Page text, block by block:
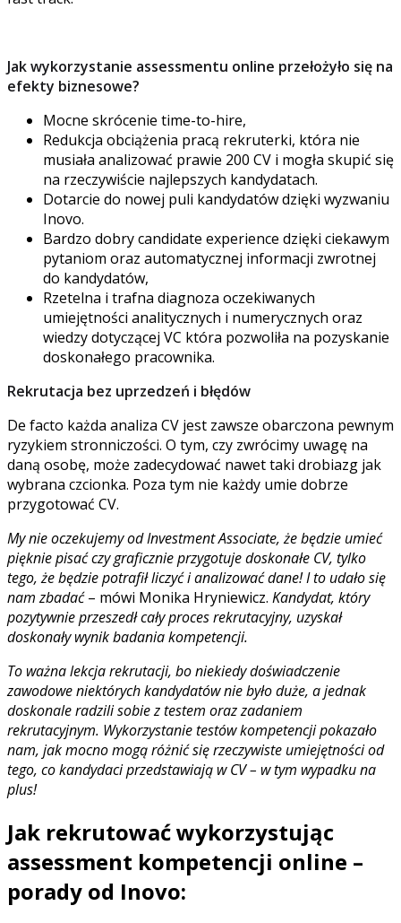
Jak wykorzystanie assessmentu online przełożyło się na
efekty biznesowe?
Mocne skrócenie time-to-hire,
Redukcja obciążenia pracą rekruterki, która nie
musiała analizować prawie 200 CV i mogła skupić się
na rzeczywiście najlepszych kandydatach.
Dotarcie do nowej puli kandydatów dzięki wyzwaniu
Inovo.
Bardzo dobry candidate experience dzięki ciekawym
pytaniom oraz automatycznej informacji zwrotnej
do kandydatów,
Rzetelna i trafna diagnoza oczekiwanych
umiejętności analitycznych i numerycznych oraz
wiedzy dotyczącej VC która pozwoliła na pozyskanie
doskonałego pracownika.
Rekrutacja bez uprzedzeń i błędów
De facto każda analiza CV jest zawsze obarczona pewnym
ryzykiem stronniczości. O tym, czy zwrócimy uwagę na
daną osobę, może zadecydować nawet taki drobiazg jak
wybrana czcionka. Poza tym nie każdy umie dobrze
przygotować CV.
My nie oczekujemy od Investment Associate, że będzie umieć
pięknie pisać czy graficznie przygotuje doskonałe CV, tylko
tego, że będzie potrafił liczyć i analizować dane! I to udało się
nam zbadać– mówi Monika Hryniewicz. Kandydat, który
pozytywnie przeszedł cały proces rekrutacyjny, uzyskał
doskonały wynik badania kompetencji.
To ważna lekcja rekrutacji, bo niekiedy doświadczenie
zawodowe niektórych kandydatów nie było duże, a jednak
doskonale radzili sobie z testem oraz zadaniem
rekrutacyjnym. Wykorzystanie testów kompetencji pokazało
nam, jak mocno mogą różnić się rzeczywiste umiejętności od
tego, co kandydaci przedstawiają w CV – w tym wypadku na
plus!
Jak rekrutować wykorzystując
assessment kompetencji online –
porady od Inovo: